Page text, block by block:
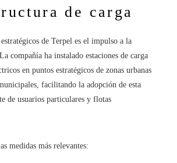
de carga
de Terpel es el impulso a la
compañía ha instalado estaciones de carga
en puntos estratégicos de zonas urbanas
facilitando la adopción de esta
de usuarios particulares y flotas
medidas más relevantes: